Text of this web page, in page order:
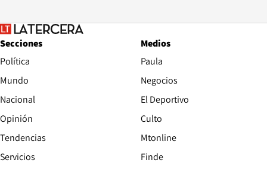
Secciones
Política
Mundo
Nacional
Opinión
Tendencias
Servicios
Medios
Paula
Negocios
El Deportivo
Culto
Mtonline
Finde